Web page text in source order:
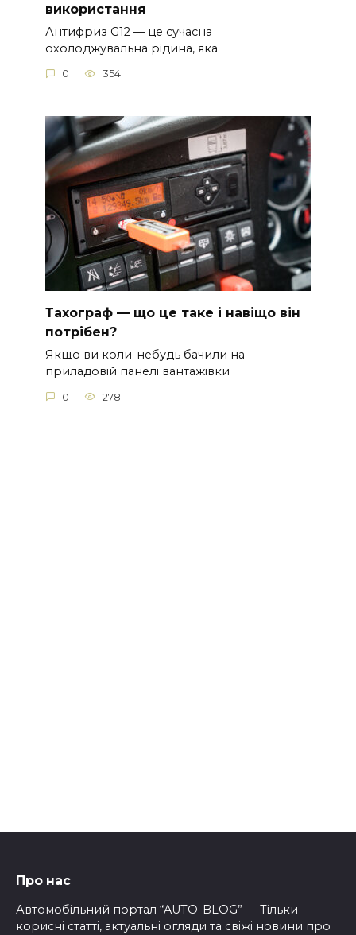
використання
Антифриз G12 — це сучасна
охолоджувальна рідина, яка
0 354
Тахограф — що це таке і навіщо він
потрібен?
Якщо ви коли-небудь бачили на
приладовій панелі вантажівки
0 278
Про нас
Автомобільний портал “AUTO-BLOG” — Тільки
корисні статті, актуальні огляди та свіжі новини про